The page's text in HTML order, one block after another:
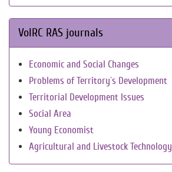
VolRC RAS journals
Economic and Social Changes
Problems of Territory`s Development
Territorial Development Issues
Social Area
Young Economist
Agricultural and Livestock Technology